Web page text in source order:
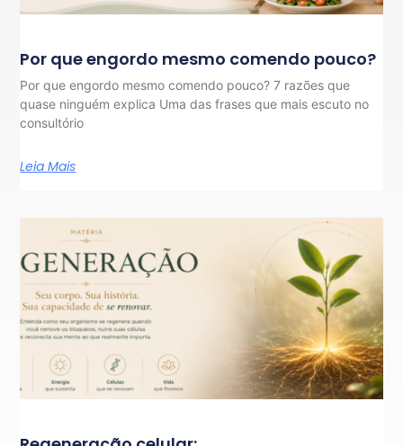
Por que engordo mesmo comendo pouco?
Por que engordo mesmo comendo pouco? 7 razões que
quase ninguém explica Uma das frases que mais escuto no
consultório
Leia Mais